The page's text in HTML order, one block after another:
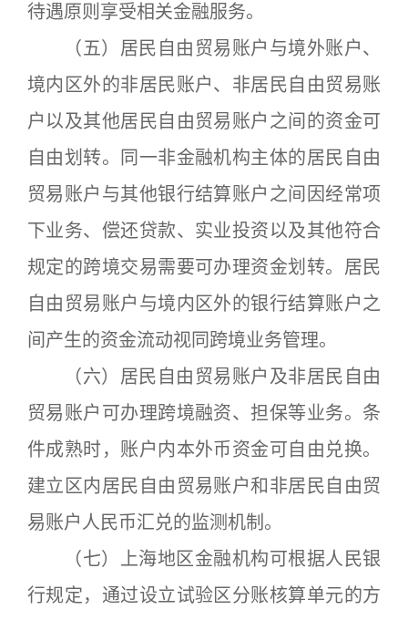
待遇原则享受相关金融服务。
（五）居民自由贸易账户与境外账户、
境内区外的非居民账户、非居民自由贸易账
户以及其他居民自由贸易账户之间的资金可
自由划转。同一非金融机构主体的居民自由
贸易账户与其他银行结算账户之间因经常项
下业务、偿还贷款、实业投资以及其他符合
规定的跨境交易需要可办理资金划转。居民
自由贸易账户与境内区外的银行结算账户之
间产生的资金流动视同跨境业务管理。
（六）居民自由贸易账户及非居民自由
贸易账户可办理跨境融资、担保等业务。条
件成熟时，账户内本外币资金可自由兑换。
建立区内居民自由贸易账户和非居民自由贸
易账户人民币汇兑的监测机制。
（七）上海地区金融机构可根据人民银
行规定，通过设立试验区分账核算单元的方